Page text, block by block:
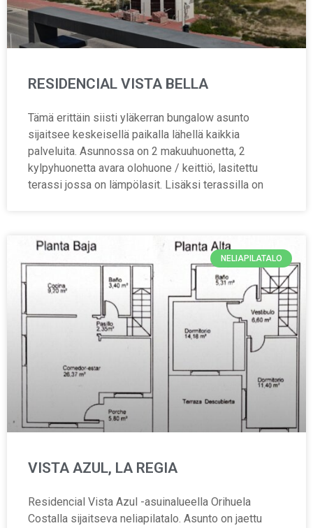
RESIDENCIAL VISTA BELLA
Tämä erittäin siisti yläkerran bungalow asunto
sijaitsee keskeisellä paikalla lähellä kaikkia
palveluita. Asunnossa on 2 makuuhuonetta, 2
kylpyhuonetta avara olohuone / keittiö, lasitettu
terassi jossa on lämpölasit. Lisäksi terassilla on
NELIAPILATALO
VISTA AZUL, LA REGIA
Residencial Vista Azul -asuinalueella Orihuela
Costalla sijaitseva neliapilatalo. Asunto on jaettu